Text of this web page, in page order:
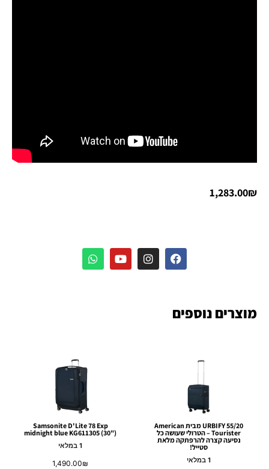
1,283.00₪
מוצרים נוספים
URBIFY 55/20 מבית American
Tourister – הטרולי שעושה כל
נסיעה קצרה להרפתקה מלאת
סטייל!
1 במלאי
Samsonite D'Lite 78 Exp
midnight blue KG611305 (30")
1 במלאי
1,490.00₪